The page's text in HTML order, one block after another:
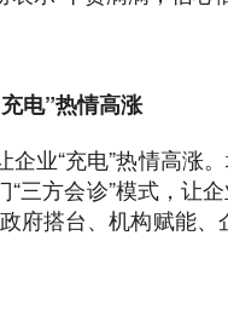
电”热情高涨
业“充电”热情高涨
三方会诊”模式，让
府搭台、机构赋能